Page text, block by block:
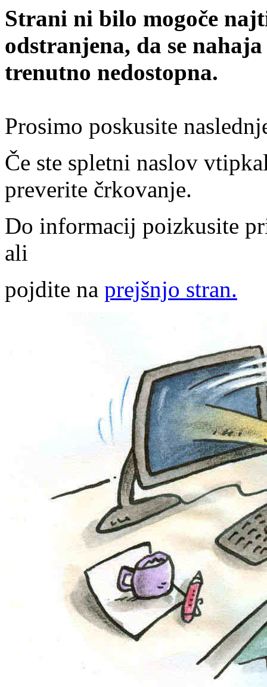
Strani ni bilo mogoče
odstranjena, da se
trenutno nedostopna.
Prosimo poskusite
Če ste spletni naslov
preverite črkovanje.
Do informacij poizkusite
ali
pojdite na prejšnjo stran.